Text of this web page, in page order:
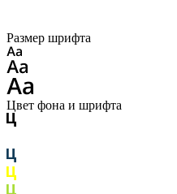
Размер шрифта
Цвет фона и шрифта